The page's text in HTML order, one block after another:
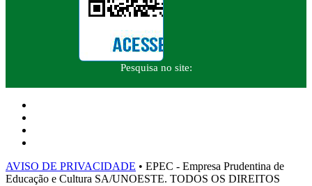
Pesquisa no site:
AVISO DE PRIVACIDADE • EPEC - Empresa Prudentina de
Educação e Cultura SA/UNOESTE. TODOS OS DIREITOS